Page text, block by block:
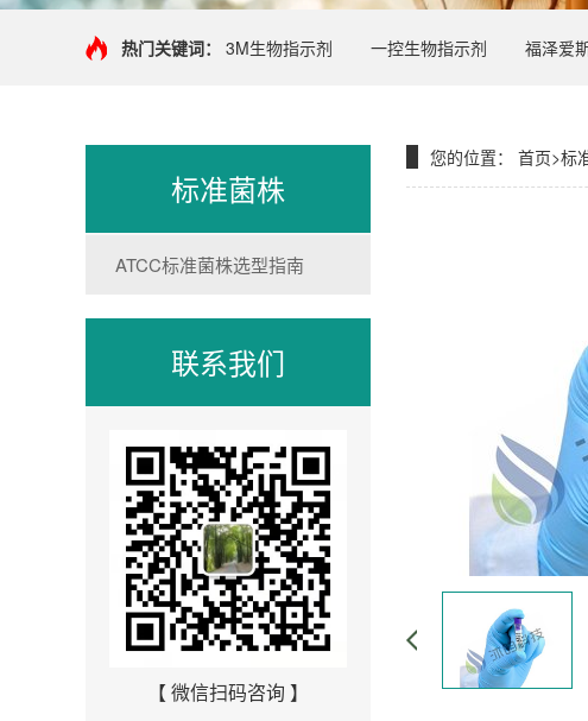
热门关键词： 3M生物指示剂 一控生物指示剂 福泽爱
标准菌株
ATCC标准菌株选型指南
联系我们
【 微信扫码咨询 】
您的位置： 首页>标